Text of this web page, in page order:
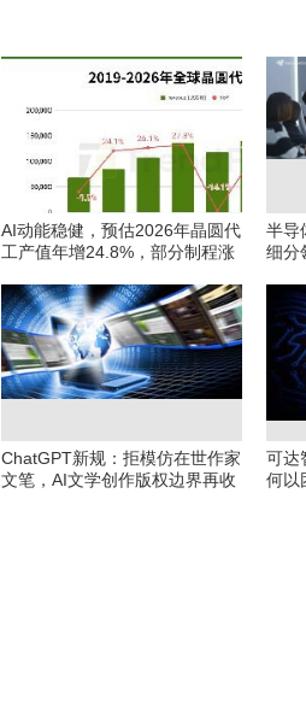
AI动能稳健，预估2026年晶圆代
工产值年增24.8%，部分制程涨
半导
细分
ChatGPT新规：拒模仿在世作家
文笔，AI文学创作版权边界再收
可达
何以